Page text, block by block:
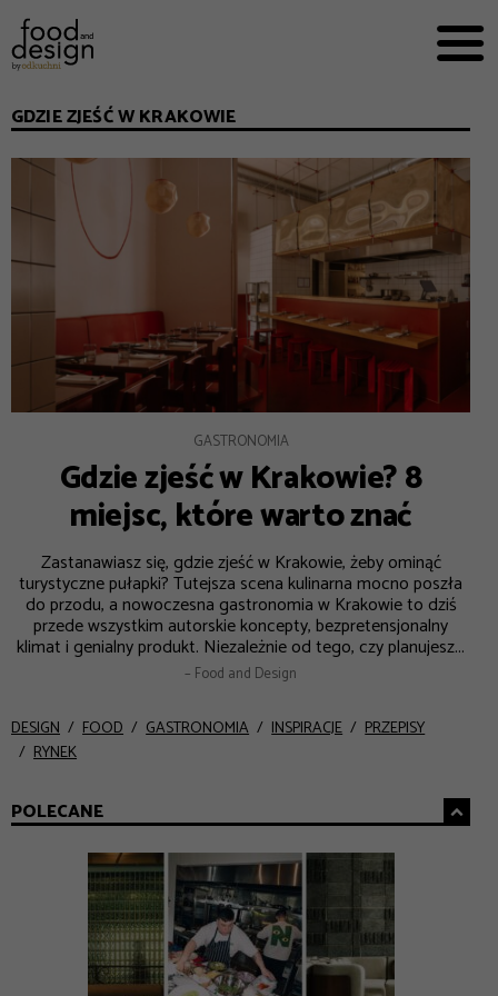


EKSPERCI
FOOD WORKING
E-BOOKI
GDZIE ZJEŚĆ W KRAKOWIE
GASTRONOMIA
Gdzie zjeść w Krakowie? 8
miejsc, które warto znać
Zastanawiasz się, gdzie zjeść w Krakowie, żeby ominąć
turystyczne pułapki? Tutejsza scena kulinarna mocno poszła
do przodu, a nowoczesna gastronomia w Krakowie to dziś
przede wszystkim autorskie koncepty, bezpretensjonalny
klimat i genialny produkt. Niezależnie od tego, czy planujesz...
– Food and Design
DESIGN FOOD GASTRONOMIA INSPIRACJE
PRZEPISY
RYNEK
POLECANE